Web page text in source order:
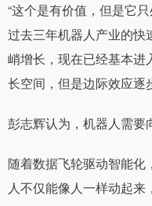
“这个是有价值，但是它
过去三年机器人产业的快
峭增长，现在已经基本进
长空间，但是边际效应逐
彭志辉认为，机器人需要
随着数据飞轮驱动智能化
人不仅能像人一样动起